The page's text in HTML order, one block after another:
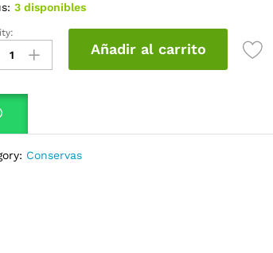
3 disponibles
Añadir al carrito
Conservas